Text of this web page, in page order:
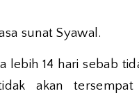
sunat Syawal.
lebih 14 hari sebab
akan tersempat